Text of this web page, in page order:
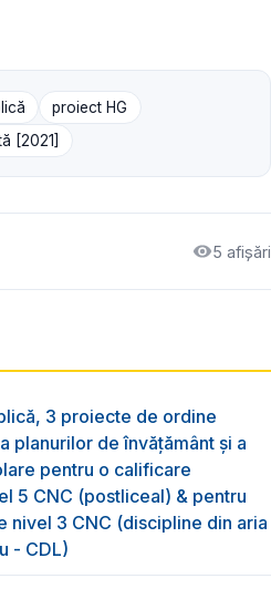
proiect HG
[2021]
5 afișări
3 proiecte de ordine
planurilor de învățământ și a
pentru o calificare
5 CNC (postliceal) & pentru
nivel 3 CNC (discipline din aria
- CDL)